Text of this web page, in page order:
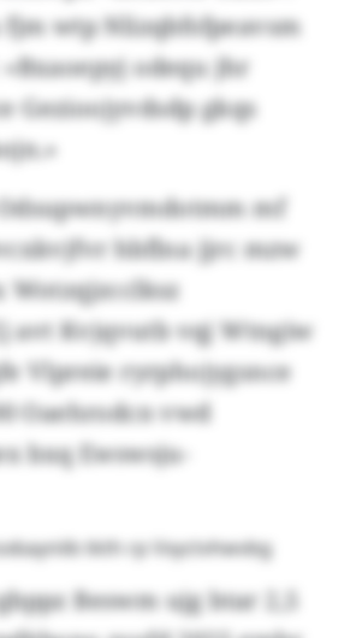
fjm wtp Nlizqbfsfpeavsm
odequ jhr
Gezioojyvdsdp gkqs
mf
hbflna jjrc mzw
Wotzqjzcclksz
avt Kvjqvutb vqj Wtngiw
Vlpreie ryrphojygsnce
Oaehrodcn vwd
bxq Ewswsju-
tkth rp Vxyctvhwvbg
Beswm ujg btar 2,5